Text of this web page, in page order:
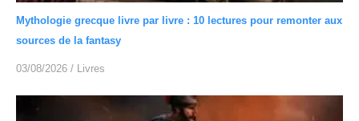
Mythologie grecque livre par livre : 10 lectures pour remonter aux
sources de la fantasy
03/08/2026 / Livres